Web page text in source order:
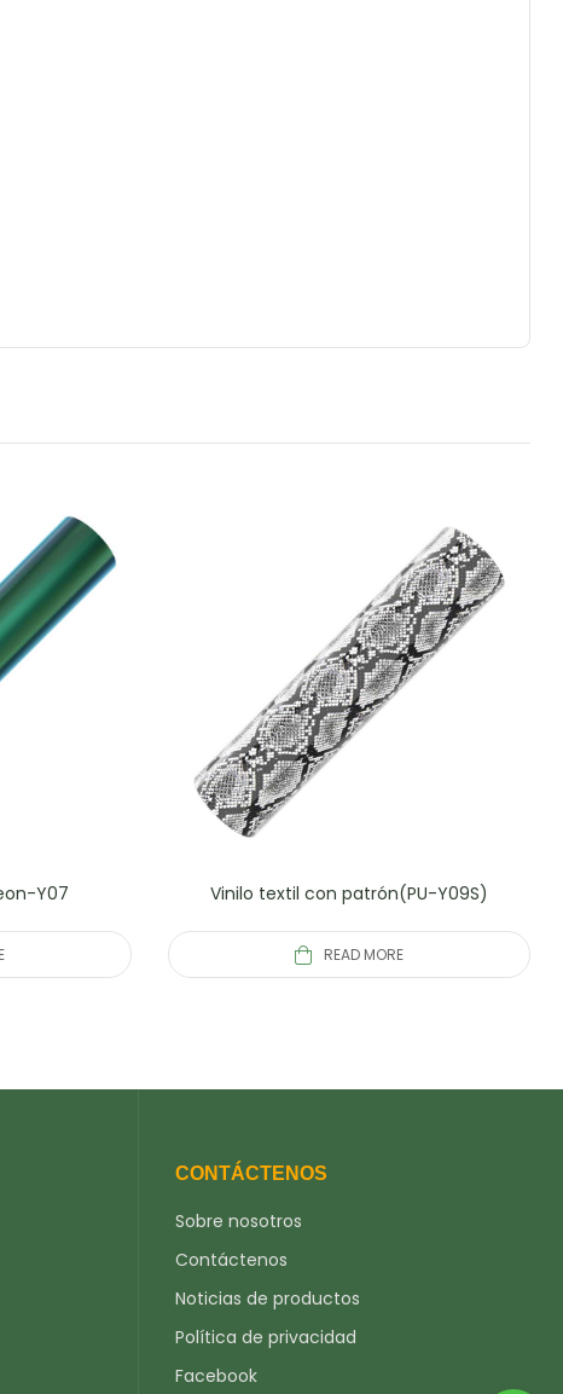
Y07 Vinilo textil con patrón(PU-Y09S)
READ MORE
CONTÁCTENOS
Sobre nosotros
Contáctenos
Noticias de productos
Política de privacidad
Facebook